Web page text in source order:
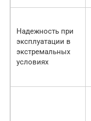
Надежность при
эксплуатации в
экстремальных
условиях